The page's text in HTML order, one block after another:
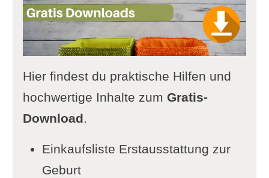
Hier findest du praktische Hilfen und
hochwertige Inhalte zum Gratis-
Download.
Einkaufsliste Erstausstattung zur
Geburt